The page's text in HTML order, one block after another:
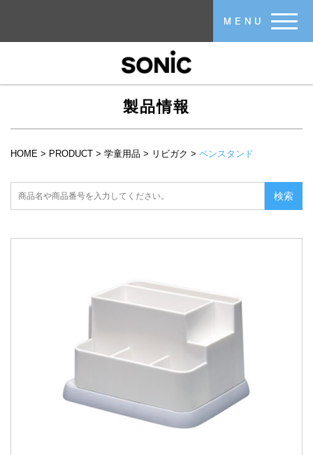
MENU
製品情報
HOME > PRODUCT > 学童用品 > リビガク > ペンスタンド